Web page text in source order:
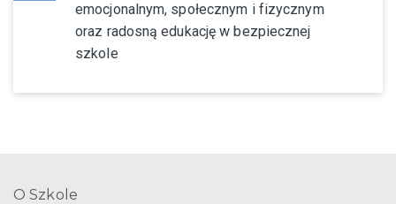
emocjonalnym, społecznym i fizycznym
oraz radosną edukację w bezpiecznej
szkole
O Szkole